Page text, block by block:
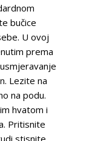
bučice
U ovoj
prema
Lezite na
na podu.
hvatom i
Pritisnite